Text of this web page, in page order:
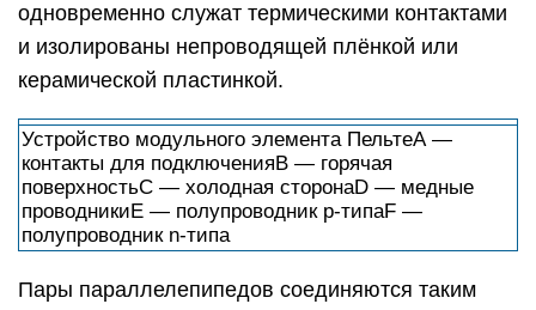
одновременно служат термическими контактами
и изолированы непроводящей плёнкой или
керамической пластинкой.
Устройство модульного элемента ПельтеА —
контакты для подключенияB — горячая
поверхностьC — холодная сторонаD — медные
проводникиE — полупроводник p-типаF —
полупроводник n-типа
Пары параллелепипедов соединяются таким